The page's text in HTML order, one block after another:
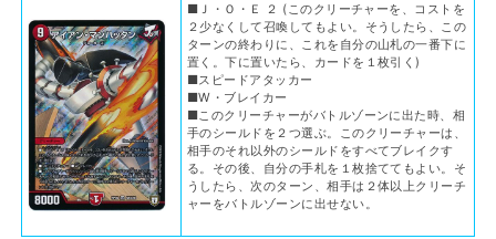
■Ｊ・Ｏ・Ｅ ２ (このクリーチャーを、コストを
２少なくして召喚してもよい。そうしたら、この
ターンの終わりに、これを自分の山札の一番下に
置く。下に置いたら、カードを１枚引く)
■スピードアタッカー
■W・ブレイカー
■このクリーチャーがバトルゾーンに出た時、相
手のシールドを２つ選ぶ。このクリーチャーは、
相手のそれ以外のシールドをすべてブレイクす
る。その後、自分の手札を１枚捨ててもよい。そ
うしたら、次のターン、相手は２体以上クリーチ
ャーをバトルゾーンに出せない。